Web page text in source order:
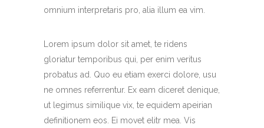
omnium interpretaris pro, alia illum ea vim.
Lorem ipsum dolor sit amet, te ridens
gloriatur temporibus qui, per enim veritus
probatus ad. Quo eu etiam exerci dolore, usu
ne omnes referrentur. Ex eam diceret denique,
ut legimus similique vix, te equidem apeirian
definitionem eos. Ei movet elitr mea. Vis